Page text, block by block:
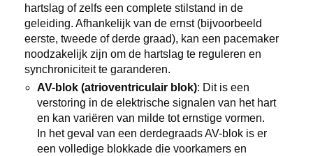
hartslag of zelfs een complete stilstand in de
geleiding. Afhankelijk van de ernst (bijvoorbeeld
eerste, tweede of derde graad), kan een pacemaker
noodzakelijk zijn om de hartslag te reguleren en
synchroniciteit te garanderen.
AV-blok (atrioventriculair blok): Dit is een
verstoring in de elektrische signalen van het hart
en kan variëren van milde tot ernstige vormen.
In het geval van een derdegraads AV-blok is er
een volledige blokkade die voorkamers en